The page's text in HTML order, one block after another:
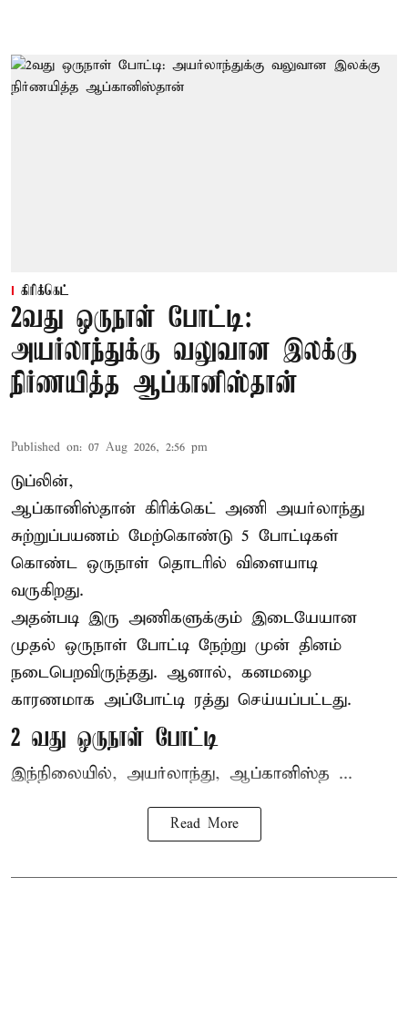
கிரிக்கெட்
2வது ஒருநாள் போட்டி:
அயர்லாந்துக்கு வலுவான இலக்கு
நிர்ணயித்த ஆப்கானிஸ்தான்
Published on: 07 Aug 2026, 2:56 pm
டுப்லின்,
ஆப்கானிஸ்தான் கிரிக்கெட் அணி அயர்லாந்து
சுற்றுப்பயணம் மேற்கொண்டு 5 போட்டிகள்
கொண்ட ஒருநாள் தொடரில் விளையாடி
வருகிறது.
அதன்படி இரு அணிகளுக்கும் இடையேயான
முதல் ஒருநாள் போட்டி நேற்று முன் தினம்
நடைபெறவிருந்தது. ஆனால், கனமழை
காரணமாக அப்போட்டி ரத்து செய்யப்பட்டது.
2 வது ஒருநாள் போட்டி
இந்நிலையில், அயர்லாந்து, ஆப்கானிஸ்த ...
Read More